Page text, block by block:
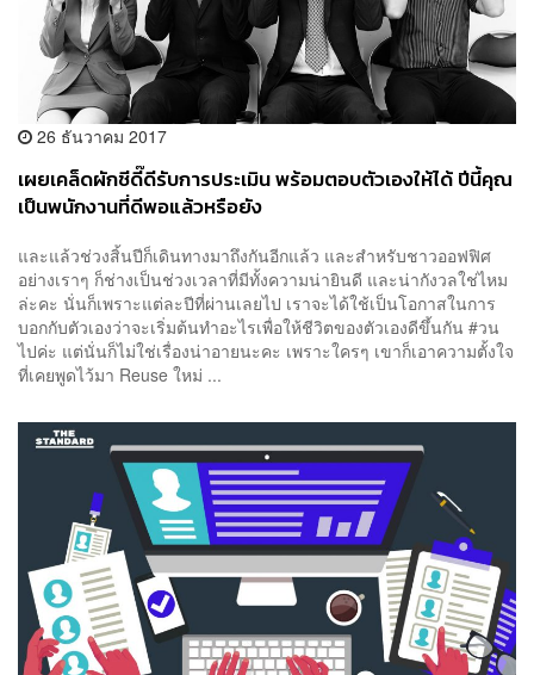
26 ธันวาคม 2017
เผยเคล็ดผักชีดี๊ดีรับการประเมิน พร้อมตอบตัวเองให้ได้ ปีนี้คุณ
เป็นพนักงานที่ดีพอแล้วหรือยัง
และแล้วช่วงสิ้นปีก็เดินทางมาถึงกันอีกแล้ว และสำหรับชาวออฟฟิศ
อย่างเราๆ ก็ช่างเป็นช่วงเวลาที่มีทั้งความน่ายินดี และน่ากังวลใช่ไหม
ล่ะคะ นั่นก็เพราะแต่ละปีที่ผ่านเลยไป เราจะได้ใช้เป็นโอกาสในการ
บอกกับตัวเองว่าจะเริ่มต้นทำอะไรเพื่อให้ชีวิตของตัวเองดีขึ้นกัน #วน
ไปค่ะ แต่นั่นก็ไม่ใช่เรื่องน่าอายนะคะ เพราะใครๆ เขาก็เอาความตั้งใจ
ที่เคยพูดไว้มา Reuse ใหม่ ...